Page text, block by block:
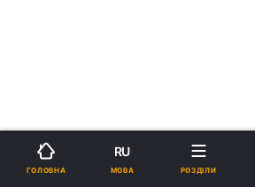
ГОЛОВНА
RU
МОВА РОЗДІЛИ